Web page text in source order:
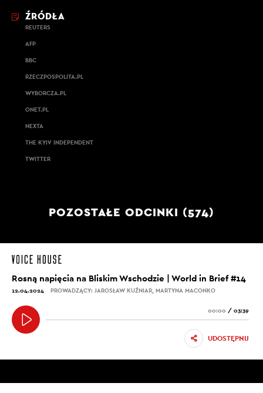
ŹRÓDŁA
REUTERS
AFP
BBC
RZECZPOSPOLITA.PL
WYBORCZA.PL
ONET.PL
NEXTA
THE KYIV INDEPENDENT
TWITTER
POZOSTAŁE ODCINKI (574)
Rosną napięcia na Bliskim Wschodzie | World in Brief #14
12.04.2024 PROWADZĄCY: JAROSŁAW KUŹNIAR, MARTYNA MACONKO
00:00 / 03:39
UDOSTĘPNIJ